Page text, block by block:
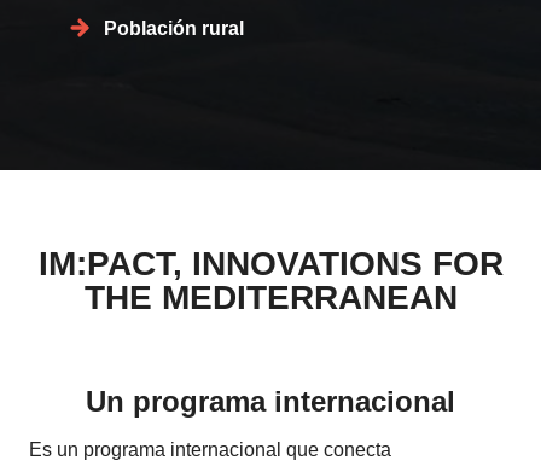
Población rural
IM:PACT, INNOVATIONS FOR
THE MEDITERRANEAN
Un programa internacional
Es un programa internacional que conecta